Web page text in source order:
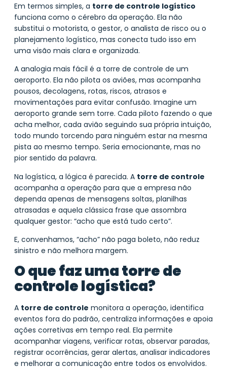
Em termos simples, a torre de controle logístico
funciona como o cérebro da operação. Ela não
substitui o motorista, o gestor, o analista de risco ou o
planejamento logístico, mas conecta tudo isso em
uma visão mais clara e organizada.
A analogia mais fácil é a torre de controle de um
aeroporto. Ela não pilota os aviões, mas acompanha
pousos, decolagens, rotas, riscos, atrasos e
movimentações para evitar confusão. Imagine um
aeroporto grande sem torre. Cada piloto fazendo o que
acha melhor, cada avião seguindo sua própria intuição,
todo mundo torcendo para ninguém estar na mesma
pista ao mesmo tempo. Seria emocionante, mas no
pior sentido da palavra.
Na logística, a lógica é parecida. A torre de controle
acompanha a operação para que a empresa não
dependa apenas de mensagens soltas, planilhas
atrasadas e aquela clássica frase que assombra
qualquer gestor: “acho que está tudo certo”.
E, convenhamos, “acho” não paga boleto, não reduz
sinistro e não melhora margem.
O que faz uma torre de
controle logística?
A torre de controle monitora a operação, identifica
eventos fora do padrão, centraliza informações e apoia
ações corretivas em tempo real. Ela permite
acompanhar viagens, verificar rotas, observar paradas,
registrar ocorrências, gerar alertas, analisar indicadores
e melhorar a comunicação entre todos os envolvidos.